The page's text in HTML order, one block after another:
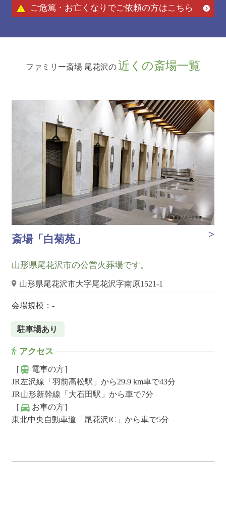
ご危篤・お亡くなりでご依頼の方はこちら
ファミリー斎場 尾花沢の 近くの斎場一覧
斎場「白菊苑」
山形県尾花沢市の公営火葬場です。
山形県尾花沢市大字尾花沢字南原1521-1
会場規模：-
駐車場あり
アクセス
［
電車の方］
JR左沢線「羽前高松駅」から29.9 km車で43分
JR山形新幹線「大石田駅」から車で7分
［
お車の方］
東北中央自動車道「尾花沢IC」から車で5分